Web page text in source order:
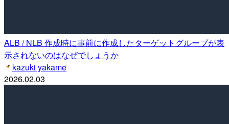
ALB / NLB 作成時に事前に作成したターゲットグループが表
示されないのはなぜでしょうか
kazuki yakame
2026.02.03